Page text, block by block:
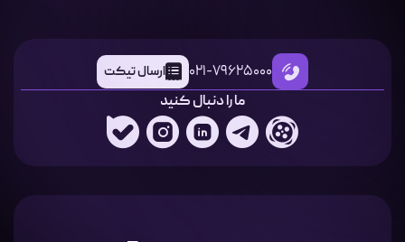
021-79625000 ارسال تیکت
ما را دنبال کنید